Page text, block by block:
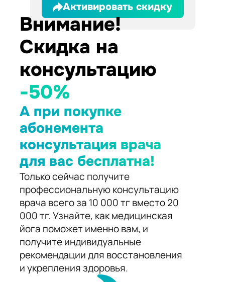
Активировать скидку
Внимание!
Скидка на
консультацию
-50%
А при покупке
абонемента
консультация врача
для вас бесплатна!
Только сейчас получите
профессиональную консультацию
врача всего за 10 000 тг вместо 20
000 тг. Узнайте, как медицинская
йога поможет именно вам, и
получите индивидуальные
рекомендации для восстановления
и укрепления здоровья.